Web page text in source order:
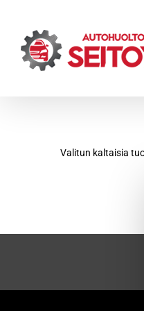
content
Valitun kaltaisia